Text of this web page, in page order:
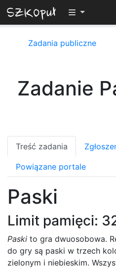
Przełącz
Zadania publiczne
Zadanie
Treść zadania
Powiązane portale
Paski
Limit pamięci:
Paski to gra dwuosobowa.
do gry są paski w trzech
zielonym i niebieskim.